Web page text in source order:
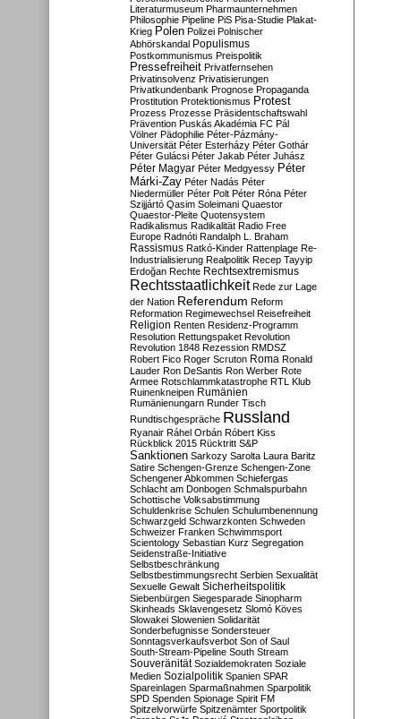
Literaturmuseum Pharmaunternehmen
Philosophie Pipeline PiS Pisa-Studie Plakat-
Krieg Polen Polizei Polnischer
Abhörskandal Populismus
Postkommunismus Preispolitik
Pressefreiheit Privatfernsehen
Privatinsolvenz Privatisierungen
Privatkundenbank Prognose Propaganda
Prostitution Protektionismus Protest
Prozess Prozesse Präsidentschaftswahl
Prävention Puskás Akadémia FC Pál
Völner Pädophilie Péter-Pázmány-
Universität Péter Esterházy Péter Gothár
Péter Gulácsi Péter Jakab Péter Juhász
Péter Magyar Péter Medgyessy Péter
Márki-Zay Péter Nadás Péter
Niedermüller Péter Polt Péter Róna Péter
Szijjártó Qasim Soleimani Quaestor
Quaestor-Pleite Quotensystem
Radikalismus Radikalität Radio Free
Europe Radnóti Randalph L. Braham
Rassismus Ratkó-Kinder Rattenplage Re-
Industrialisierung Realpolitik Recep Tayyip
Erdoğan Rechte Rechtsextremismus
Rechtsstaatlichkeit Rede zur Lage
der Nation Referendum Reform
Reformation Regimewechsel Reisefreiheit
Religion Renten Residenz-Programm
Resolution Rettungspaket Revolution
Revolution 1848 Rezession RMDSZ
Robert Fico Roger Scruton Roma Ronald
Lauder Ron DeSantis Ron Werber Rote
Armee Rotschlammkatastrophe RTL Klub
Ruinenkneipen Rumänien
Rumänienungarn Runder Tisch
Rundtischgespräche Russland
Ryanair Ráhel Orbán Róbert Kiss
Rückblick 2015 Rücktritt S&P
Sanktionen Sarkozy Sarolta Laura Baritz
Satire Schengen-Grenze Schengen-Zone
Schengener Abkommen Schiefergas
Schlacht am Donbogen Schmalspurbahn
Schottische Volksabstimmung
Schuldenkrise Schulen Schulumbenennung
Schwarzgeld Schwarzkonten Schweden
Schweizer Franken Schwimmsport
Scientology Sebastian Kurz Segregation
Seidenstraße-Initiative
Selbstbeschränkung
Selbstbestimmungsrecht Serbien Sexualität
Sexuelle Gewalt Sicherheitspolitik
Siebenbürgen Siegesparade Sinopharm
Skinheads Sklavengesetz Slomó Köves
Slowakei Slowenien Solidarität
Sonderbefugnisse Sondersteuer
Sonntagsverkaufsverbot Son of Saul
South-Stream-Pipeline South Stream
Souveränität Sozialdemokraten Soziale
Medien Sozialpolitik Spanien SPAR
Spareinlagen Sparmaßnahmen Sparpolitik
SPD Spenden Spionage Spirit FM
Spitzelvorwürfe Spitzenämter Sportpolitik